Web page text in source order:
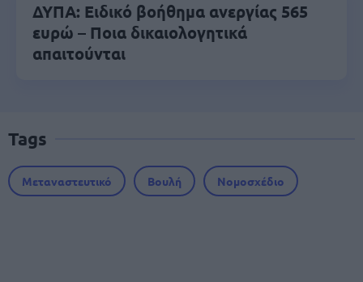
ΔΥΠΑ: Ειδικό βοήθημα ανεργίας 565
ευρώ – Ποια δικαιολογητικά
απαιτούνται
Tags
Μεταναστευτικό Βουλή Νομοσχέδιο